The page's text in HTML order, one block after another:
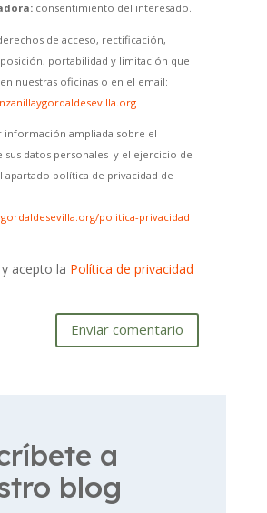
consentimiento del interesado.
de acceso, rectificación,
portabilidad y limitación que
nuestras oficinas o en el email:
información ampliada sobre el
datos personales y el ejercicio de
apartado política de privacidad de
politica-privacidad
acepto la Política de privacidad
Enviar comentario
a
blog